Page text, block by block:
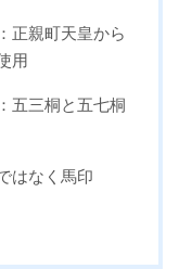
正親町天皇から
用
五三桐と五七桐
はなく馬印